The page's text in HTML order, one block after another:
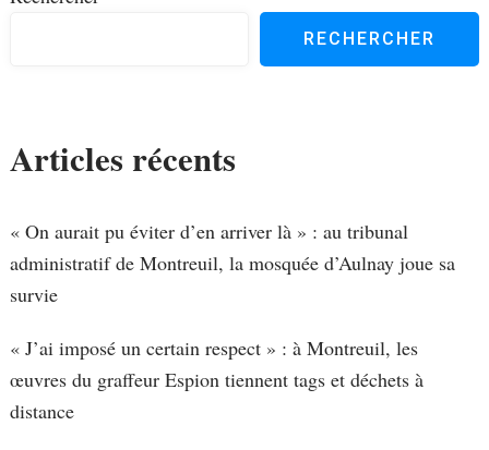
RECHERCHER
Articles récents
« On aurait pu éviter d’en arriver là » : au tribunal
administratif de Montreuil, la mosquée d’Aulnay joue sa
survie
« J’ai imposé un certain respect » : à Montreuil, les
œuvres du graffeur Espion tiennent tags et déchets à
distance